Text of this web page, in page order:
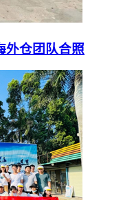
外仓团队合照